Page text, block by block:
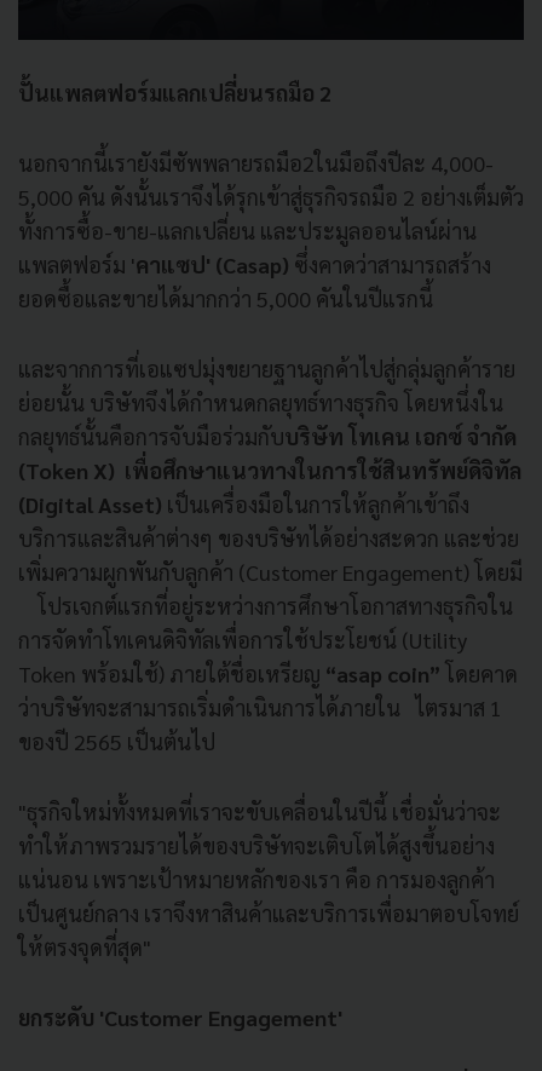
ปั้นแพลตฟอร์มแลกเปลี่ยนรถมือ 2
นอกจากนี้เรายังมีซัพพลายรถมือ2ในมือถึงปีละ 4,000-
5,000 คัน ดังนั้นเราจึงได้รุกเข้าสู่ธุรกิจรถมือ 2 อย่างเต็มตัว
ทั้งการซื้อ-ขาย-แลกเปลี่ยน และประมูลออนไลน์ผ่าน
แพลตฟอร์ม 'คาแซป' (Casap) ซึ่งคาดว่าสามารถสร้าง
ยอดซื้อและขายได้มากกว่า 5,000 คันในปีแรกนี้
และจากการที่เอแซปมุ่งขยายฐานลูกค้าไปสู่กลุ่มลูกค้าราย
ย่อยนั้น บริษัทจึงได้กำหนดกลยุทธ์ทางธุรกิจ โดยหนึ่งใน
กลยุทธ์นั้นคือการจับมือร่วมกับบริษัท โทเคน เอกซ์ จำกัด
(Token X) เพื่อศึกษาแนวทางในการใช้สินทรัพย์ดิจิทัล
(Digital Asset) เป็นเครื่องมือในการให้ลูกค้าเข้าถึง
บริการและสินค้าต่างๆ ของบริษัทได้อย่างสะดวก และช่วย
เพิ่มความผูกพันกับลูกค้า (Customer Engagement) โดยมี
โปรเจกต์แรกที่อยู่ระหว่างการศึกษาโอกาสทางธุรกิจใน
การจัดทำโทเคนดิจิทัลเพื่อการใช้ประโยชน์ (Utility
Token พร้อมใช้) ภายใต้ชื่อเหรียญ “asap coin” โดยคาด
ว่าบริษัทจะสามารถเริ่มดำเนินการได้ภายใน ไตรมาส 1
ของปี 2565 เป็นต้นไป
"ธุรกิจใหม่ทั้งหมดที่เราจะขับเคลื่อนในปีนี้ เชื่อมั่นว่าจะ
ทำให้ภาพรวมรายได้ของบริษัทจะเติบโตได้สูงขึ้นอย่าง
แน่นอน เพราะเป้าหมายหลักของเรา คือ การมองลูกค้า
เป็นศูนย์กลาง เราจึงหาสินค้าและบริการเพื่อมาตอบโจทย์
ให้ตรงจุดที่สุด"
ยกระดับ 'Customer Engagement'